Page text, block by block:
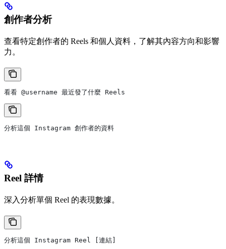
創作者分析
查看特定創作者的 Reels 和個人資料，了解其內容方向和影響
力。
看看 @username 最近發了什麼 Reels
分析這個 Instagram 創作者的資料
Reel 詳情
深入分析單個 Reel 的表現數據。
分析這個 Instagram Reel [連結]